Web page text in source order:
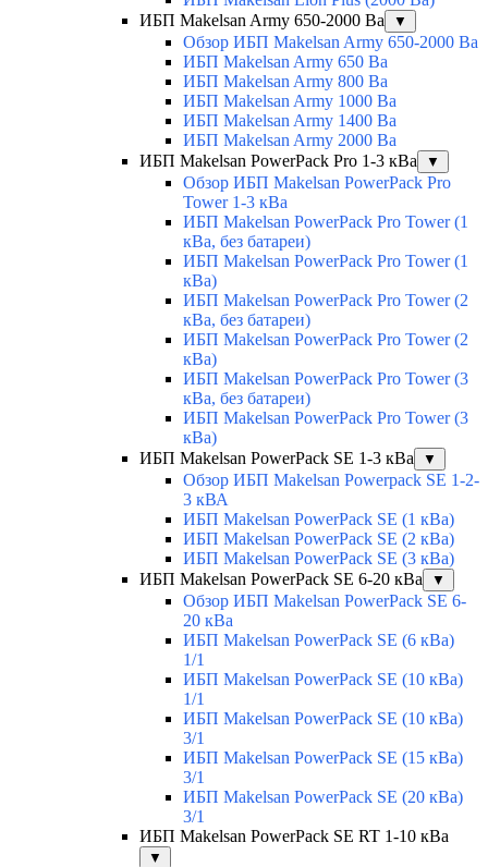
ИБП Makelsan Army 650-2000 Ва
▼
Обзор ИБП Makelsan Army 650-2000 Ва
ИБП Makelsan Army 650 Ва
ИБП Makelsan Army 800 Ва
ИБП Makelsan Army 1000 Ва
ИБП Makelsan Army 1400 Ва
ИБП Makelsan Army 2000 Ва
ИБП Makelsan PowerPack Pro 1-3 кВа
▼
Обзор ИБП Makelsan PowerPack Pro
Tower 1-3 кВа
ИБП Makelsan PowerPack Pro Tower (1
кВа, без батареи)
ИБП Makelsan PowerPack Pro Tower (1
кВа)
ИБП Makelsan PowerPack Pro Tower (2
кВа, без батареи)
ИБП Makelsan PowerPack Pro Tower (2
кВа)
ИБП Makelsan PowerPack Pro Tower (3
кВа, без батареи)
ИБП Makelsan PowerPack Pro Tower (3
кВа)
ИБП Makelsan PowerPack SE 1-3 кВа
▼
Обзор ИБП Makelsan Powerpack SE 1-2-
3 кВА
ИБП Makelsan PowerPack SE (1 кВа)
ИБП Makelsan PowerPack SE (2 кВа)
ИБП Makelsan PowerPack SE (3 кВа)
ИБП Makelsan PowerPack SE 6-20 кВа
▼
Обзор ИБП Makelsan PowerPack SE 6-
20 кВа
ИБП Makelsan PowerPack SE (6 кВа)
1/1
ИБП Makelsan PowerPack SE (10 кВа)
1/1
ИБП Makelsan PowerPack SE (10 кВа)
3/1
ИБП Makelsan PowerPack SE (15 кВа)
3/1
ИБП Makelsan PowerPack SE (20 кВа)
3/1
ИБП Makelsan PowerPack SE RT 1-10 кВа
▼